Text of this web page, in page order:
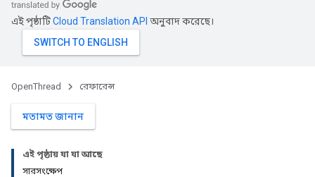
এই পৃষ্ঠাটিCloud Translation API অনুবাদ করেছে।
OpenThread রেফারেন্স
মতামত জানান
এই পৃষ্ঠায় যা যা আছে
সারসংক্ষেপ